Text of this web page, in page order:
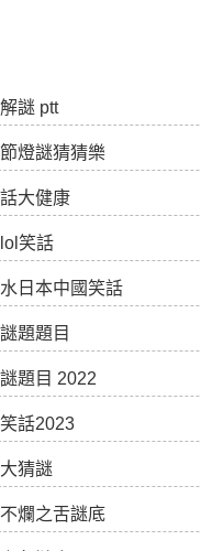
謎 ptt
燈謎猜猜樂
大健康
笑話
日本中國笑話
題題目
題目 2022
話2023
猜謎
爛之舌謎底